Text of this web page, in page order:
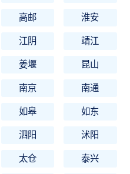
高邮 淮安
江阴 靖江
姜堰 昆山
南京 南通
如皋 如东
泗阳 沭阳
太仓 泰兴